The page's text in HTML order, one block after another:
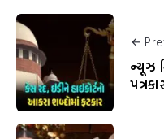
ન્યૂઝ